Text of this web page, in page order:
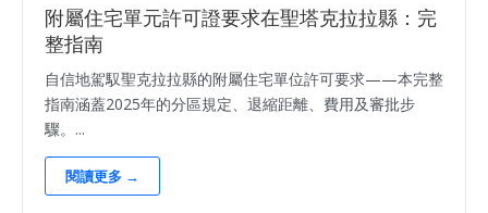
附屬住宅單元許可證要求在聖塔克拉拉縣：完
整指南
自信地駕馭聖克拉拉縣的附屬住宅單位許可要求——本完整
指南涵蓋2025年的分區規定、退縮距離、費用及審批步
驟。...
閱讀更多 →